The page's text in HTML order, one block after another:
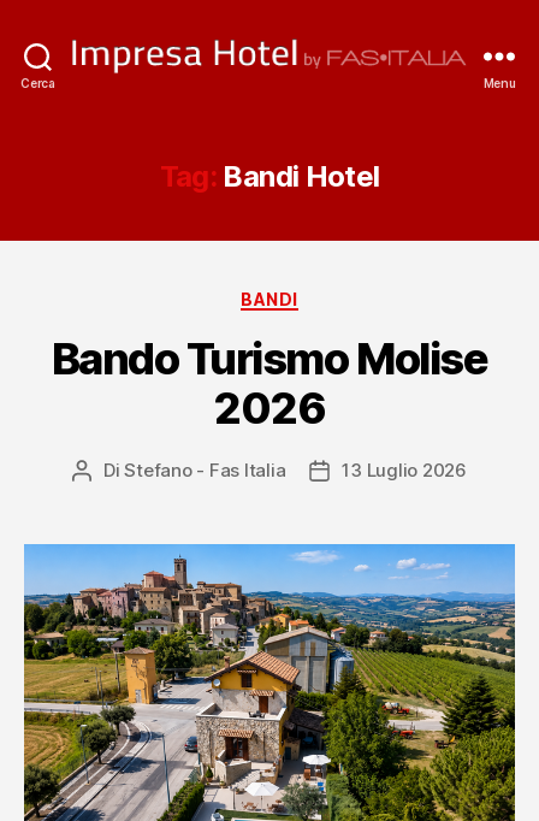
Cerca Menu
Tag: Bandi Hotel
Categorie
BANDI
Bando Turismo Molise
2026
Autore
DiStefano - Fas Italia
Data13 Luglio 2026